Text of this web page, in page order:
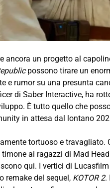
ancora un progetto al
possono tirare un
e rumor su una presunta
di Saber Interactive, ha
È tutto quello che
in attesa dal lontano
tortuoso e
ai ragazzi di Mad
qui. I vertici di
remake del sequel, KOTOR 2.